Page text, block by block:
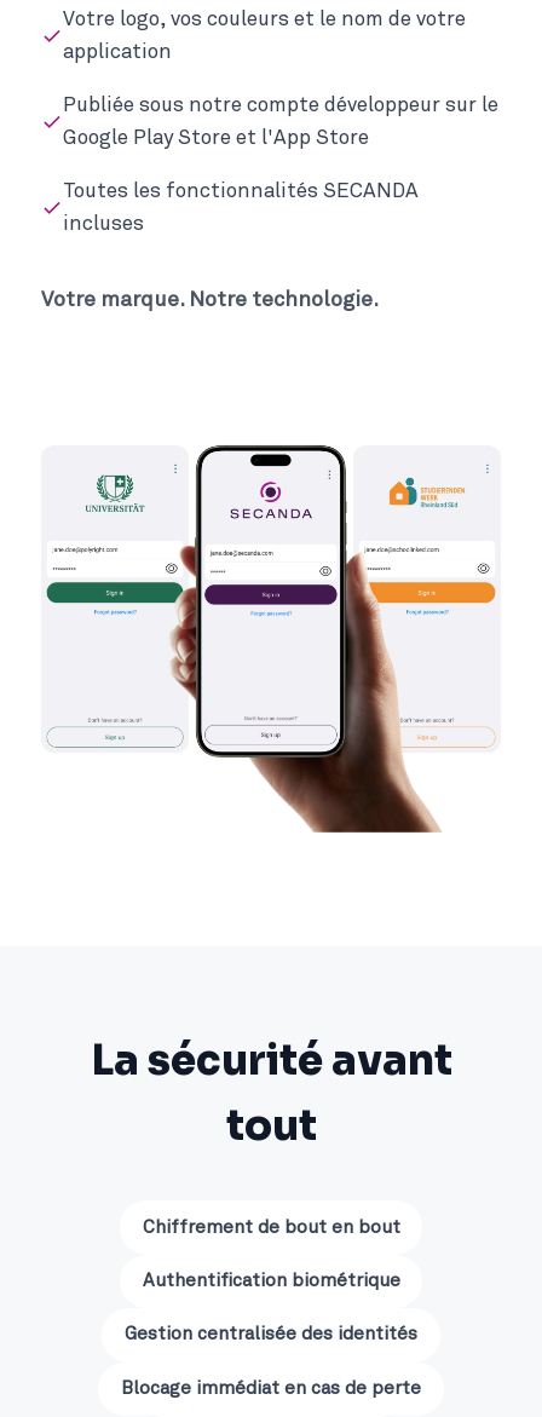
Votre logo, vos couleurs et le nom de votre
application
Publiée sous notre compte développeur sur le
Google Play Store et l'App Store
Toutes les fonctionnalités SECANDA
incluses
Votre marque. Notre technologie.
La sécurité avant
tout
Chiffrement de bout en bout
Authentification biométrique
Gestion centralisée des identités
Blocage immédiat en cas de perte